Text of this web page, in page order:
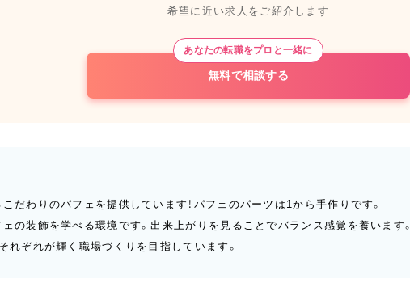
希望に近い求人をご紹介します
あなたの転職をプロと一緒に
無料で相談する
だわりのパフェを提供しています！パフェのパーツは1から手作りです。
の装飾を学べる環境です。出来上がりを見ることでバランス感覚を養います。
れぞれが輝く職場づくりを目指しています。